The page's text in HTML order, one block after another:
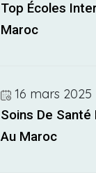
Top Écoles
Maroc
16 mars 2025
Soins De
Au Maroc